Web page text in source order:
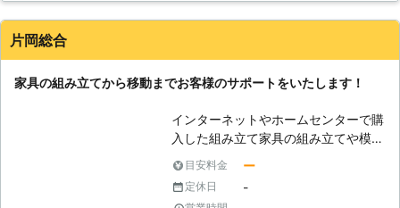
予約成立後の変更・キャンセルは、作
てのキャンセルは、5日前から2日前
までは予約金額の25%、前日までは
50%、それ以降は100%のキャンセル
料が発生することがございますので、
ご了承ください。
片岡総合
家具の組み立てから移動までお客様のサポートをいたします！
インターネットやホームセンターで購
入した組み立て家具の組み立てや模様
替えなどで家具を移動したいときは私
どもにお任せください。 「家具を組
み立てようとしたら工具がなかった」
目安料金 ー
定休日 -